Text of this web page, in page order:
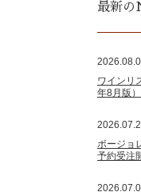
最新の
ワインリ
年8月版）
ボージョ
予約受注